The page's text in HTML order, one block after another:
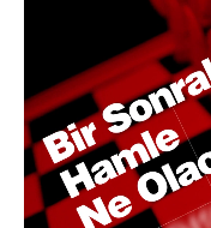
Yüklendi: